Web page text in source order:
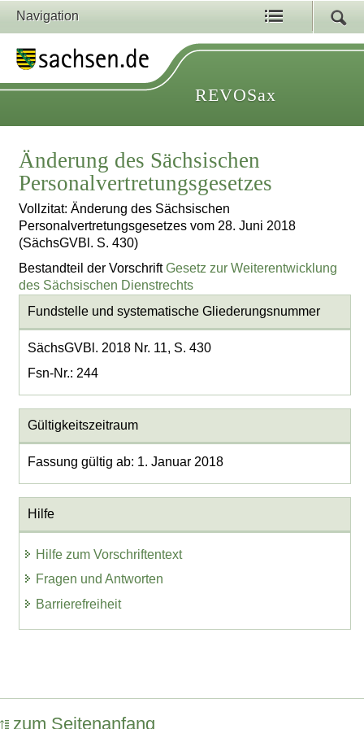
Navigation
REVOSax
Änderung des Sächsischen
Personalvertretungsgesetzes
Vollzitat: Änderung des Sächsischen
Personalvertretungsgesetzes vom 28. Juni 2018
(SächsGVBl. S. 430)
Bestandteil der VorschriftGesetz zur Weiterentwicklung
des Sächsischen Dienstrechts
Fundstelle und systematische Gliederungsnummer
SächsGVBl. 2018 Nr. 11, S. 430
Fsn-Nr.: 244
Gültigkeitszeitraum
Fassung gültig ab: 1. Januar 2018
Hilfe
Hilfe zum Vorschriftentext
Fragen und Antworten
Barrierefreiheit
zum Seitenanfang